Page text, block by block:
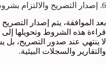
6. إصدار التصريح والالتزام بشروطه
بعد الموافقة، يتم إصدار
قراءة هذه الشروط وتحويلها إلى
لا ينتهي عند صدور التصريح،
والتقارير والسجلات البيئية.